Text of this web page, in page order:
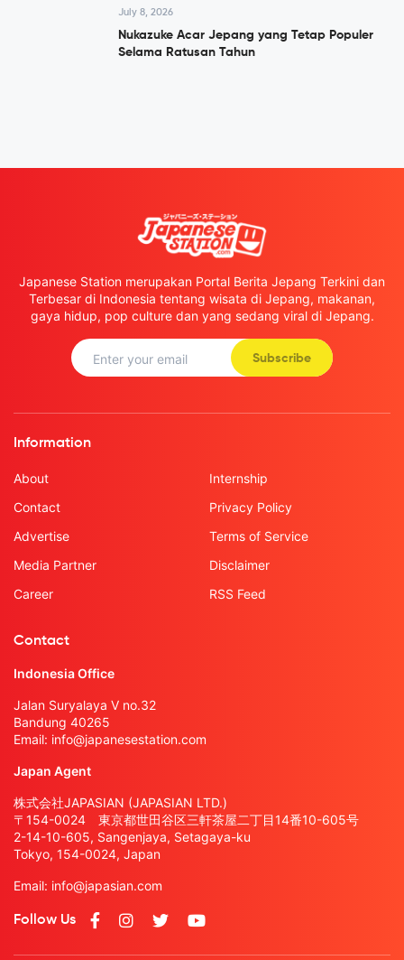
July 8, 2026
Nukazuke Acar Jepang yang Tetap Populer
Selama Ratusan Tahun
Japanese Station merupakan Portal Berita Jepang Terkini dan
Terbesar di Indonesia tentang wisata di Jepang, makanan,
gaya hidup, pop culture dan yang sedang viral di Jepang.
Subscribe
Information
About
Contact
Advertise
Media Partner
Career
Internship
Privacy Policy
Terms of Service
Disclaimer
RSS Feed
Contact
Indonesia Office
Jalan Suryalaya V no.32
Bandung 40265
Email: info@japanesestation.com
Japan Agent
株式会社JAPASIAN (JAPASIAN LTD.)
〒154-0024 東京都世田谷区三軒茶屋二丁目14番10-605号
2-14-10-605, Sangenjaya, Setagaya-ku
Tokyo, 154-0024, Japan
Email: info@japasian.com
Follow Us